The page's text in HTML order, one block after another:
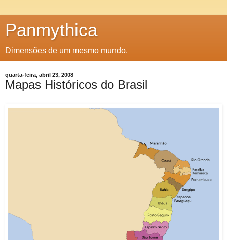
Panmythica
Dimensões de um mesmo mundo.
quarta-feira, abril 23, 2008
Mapas Históricos do Brasil